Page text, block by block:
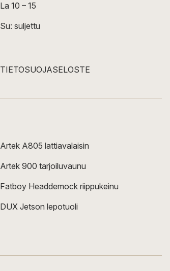
La 10 – 15
Su: suljettu
TIETOSUOJASELOSTE
Artek A805 lattiavalaisin
Artek 900 tarjoiluvaunu
Fatboy Headdemock riippukeinu
DUX Jetson lepotuoli